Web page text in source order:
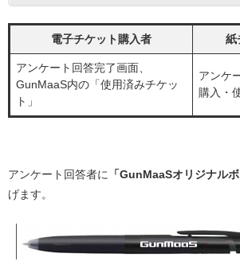
電子チケット購入者 紙
アンケート回答完了画面、
GunMaaS内の「使用済みチケッ
ト」
アンケ
購入・
アンケート回答者に 「GunMaaSオリジナルボ
げます。